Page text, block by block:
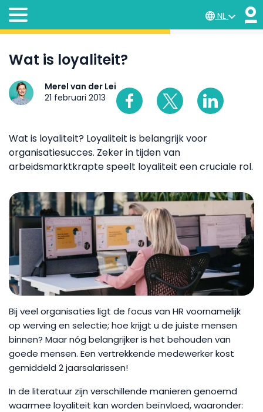
NL
Wat is loyaliteit?
Merel van der Lei
21 februari 2013
Wat is loyaliteit? Loyaliteit is belangrijk voor
organisatiesucces. Zeker in tijden van
arbeidsmarktkrapte speelt loyaliteit een cruciale rol.
Bij veel organisaties ligt de focus van HR voornamelijk
op werving en selectie; hoe krijgt u de juiste mensen
binnen? Maar nóg belangrijker is het behouden van
goede mensen. Een vertrekkende medewerker kost
gemiddeld 2 jaarsalarissen!
In de literatuur zijn verschillende manieren genoemd
waarmee loyaliteit kan worden beïnvloed, waaronder: